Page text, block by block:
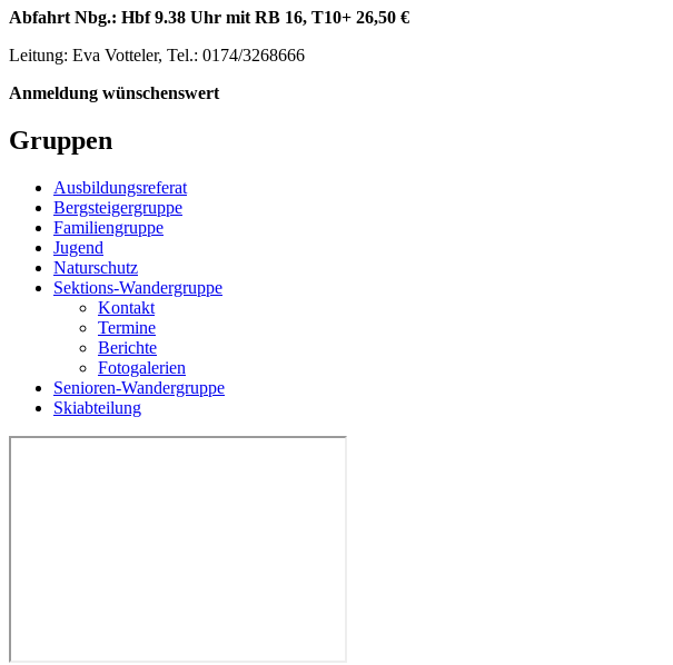
Abfahrt Nbg.: Hbf 9.38 Uhr mit RB 16, T10+ 26,50 €
Leitung: Eva Votteler, Tel.: 0174/3268666
Anmeldung wünschenswert
Gruppen
Ausbildungsreferat
Bergsteigergruppe
Familiengruppe
Jugend
Naturschutz
Sektions-Wandergruppe
Kontakt
Termine
Berichte
Fotogalerien
Senioren-Wandergruppe
Skiabteilung